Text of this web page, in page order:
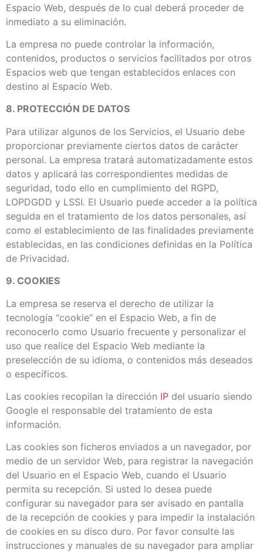
Espacio Web, después de lo cual deberá proceder de
inmediato a su eliminación.
La empresa no puede controlar la información,
contenidos, productos o servicios facilitados por otros
Espacios web que tengan establecidos enlaces con
destino al Espacio Web.
8. PROTECCIÓN DE DATOS
Para utilizar algunos de los Servicios, el Usuario debe
proporcionar previamente ciertos datos de carácter
personal. La empresa tratará automatizadamente estos
datos y aplicará las correspondientes medidas de
seguridad, todo ello en cumplimiento del RGPD,
LOPDGDD y LSSI. El Usuario puede acceder a la política
seguida en el tratamiento de los datos personales, así
como el establecimiento de las finalidades previamente
establecidas, en las condiciones definidas en la Política
de Privacidad.
9. COOKIES
La empresa se reserva el derecho de utilizar la
tecnología “cookie” en el Espacio Web, a fin de
reconocerlo como Usuario frecuente y personalizar el
uso que realice del Espacio Web mediante la
preselección de su idioma, o contenidos más deseados
o específicos.
Las cookies recopilan la dirección IP del usuario siendo
Google el responsable del tratamiento de esta
información.
Las cookies son ficheros enviados a un navegador, por
medio de un servidor Web, para registrar la navegación
del Usuario en el Espacio Web, cuando el Usuario
permita su recepción. Si usted lo desea puede
configurar su navegador para ser avisado en pantalla
de la recepción de cookies y para impedir la instalación
de cookies en su disco duro. Por favor consulte las
instrucciones y manuales de su navegador para ampliar